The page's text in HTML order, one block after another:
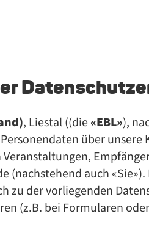
, Liestal ((die«EBL»),
über
(nachstehend auch
zu der vorliegenden
(z.B. bei Formularen